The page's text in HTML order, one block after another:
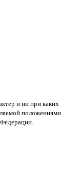
и ни при каких
положениями